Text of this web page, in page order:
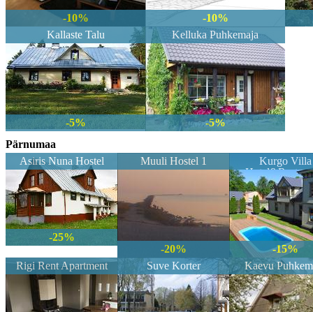
-10%
-10%
Kallaste Talu
-5%
Kelluka Puhkemaja
-5%
Pärnumaa
Asiris Nuna Hostel
-25%
Muuli Hostel 1
-20%
Kurgo Villa
-15%
Rigi Rent Apartment
Suve Korter Kaevu